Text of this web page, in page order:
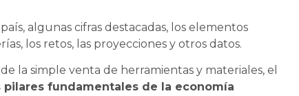
algunas cifras destacadas, los elementos
los retos, las proyecciones y otros datos.
la simple venta de herramientas y materiales, el
pilares fundamentales de la economía